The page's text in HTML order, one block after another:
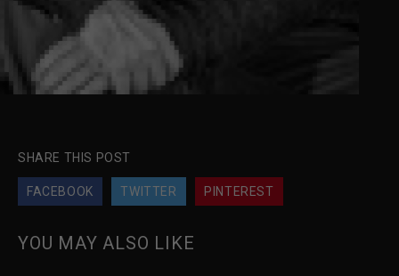
SHARE THIS POST
FACEBOOK TWITTER PINTEREST
YOU MAY ALSO LIKE